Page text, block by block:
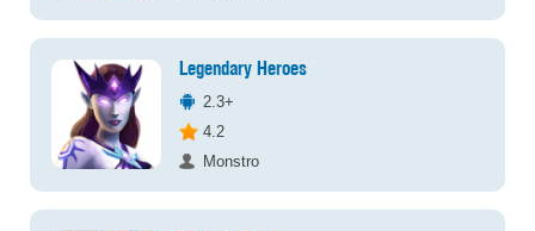
Legendary Heroes
2.3+
4.2
Monstro